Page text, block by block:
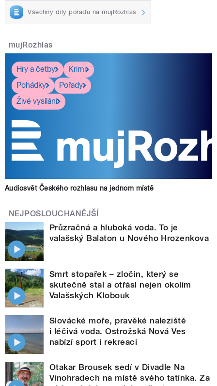
Všechny díly pořadu na mujRozhlas
mujRozhlas
Hry a četby
Krimi
Pohádky
Pořady
Živé vysílání
Audiosvět Českého rozhlasu na jednom místě
NEJPOSLOUCHANĚJŠÍ
Průzračná a hluboká voda. To je
valašský Balaton u Nového Hrozenkova
Smrt stopařek – zločin, který se
skutečně stal a otřásl nejen okolím
Valašských Klobouk
Slovácké moře, pravěké naleziště
i léčivá voda. Ostrožská Nová Ves
nabízí sport i rekreaci
Otakar Brousek sedí v Divadle Na
Vinohradech na místě svého tatínka. Za